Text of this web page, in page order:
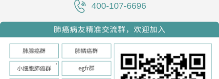
400-107-6696